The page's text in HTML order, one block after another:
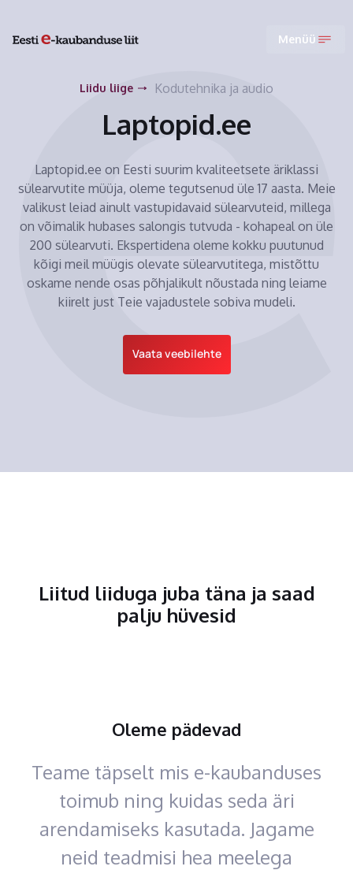
Menüü
Liidu liige Kodutehnika ja audio
Laptopid.ee
Laptopid.ee on Eesti suurim kvaliteetsete äriklassi
sülearvutite müüja, oleme tegutsenud üle 17 aasta. Meie
valikust leiad ainult vastupidavaid sülearvuteid, millega
on võimalik hubases salongis tutvuda - kohapeal on üle
200 sülearvuti. Ekspertidena oleme kokku puutunud
kõigi meil müügis olevate sülearvutitega, mistõttu
oskame nende osas põhjalikult nõustada ning leiame
kiirelt just Teie vajadustele sobiva mudeli.
Vaata veebilehte
Liitud liiduga juba täna ja saad
palju hüvesid
Oleme pädevad
Teame täpselt mis e-kaubanduses
toimub ning kuidas seda äri
arendamiseks kasutada. Jagame
neid teadmisi hea meelega